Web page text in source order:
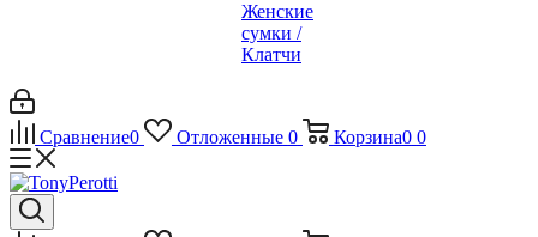
Женские
сумки /
Клатчи
Сравнение0 Отложенные 0 Корзина0 0